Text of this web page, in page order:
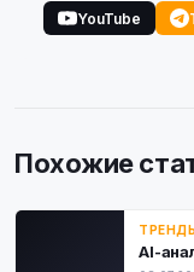
YouTube
Похожие
AI-